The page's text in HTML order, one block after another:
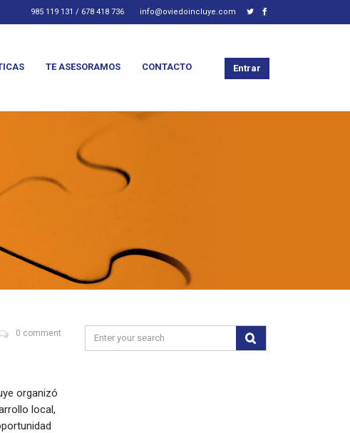
985 119 131 / 678 418 736 info@oviedoincluye.com
TE ASESORAMOS CONTACTO Entrar
0 comment
organizó
local,